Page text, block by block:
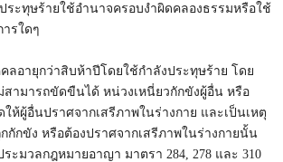
ระทุษร้ายใช้อำนาจครอบงำผิดคลองธรรมหรือใช้
รใดๆ
ลอายุกว่าสิบห้าปีโดยใช้กำลังประทุษร้าย โดย
ามารถขัดขืนได้ หน่วงเหนี่ยวกักขังผู้อื่น หรือ
ให้ผู้อื่นปราศจากเสรีภาพในร่างกาย และเป็นเหตุ
กักขัง หรือต้องปราศจากเสรีภาพในร่างกายนั้น
ระมวลกฎหมายอาญา มาตรา 284, 278 และ 310